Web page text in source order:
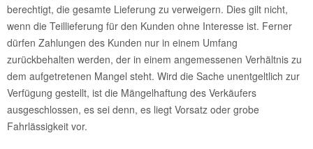
berechtigt, die gesamte Lieferung zu verweigern. Dies gilt nicht,
wenn die Teillieferung für den Kunden ohne Interesse ist. Ferner
dürfen Zahlungen des Kunden nur in einem Umfang
zurückbehalten werden, der in einem angemessenen Verhältnis zu
dem aufgetretenen Mangel steht. Wird die Sache unentgeltlich zur
Verfügung gestellt, ist die Mängelhaftung des Verkäufers
ausgeschlossen, es sei denn, es liegt Vorsatz oder grobe
Fahrlässigkeit vor.